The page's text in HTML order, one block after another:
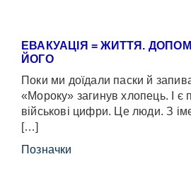
ЕВАКУАЦІЯ = ЖИТТЯ.
ЙОГО
Поки ми доїдали паски й
«Мороку» загинув хлопець. І є
військові цифри. Це люди. З
[…]
Позначки